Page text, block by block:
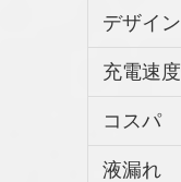
デザイ
充電速度
コスパ
液漏れ